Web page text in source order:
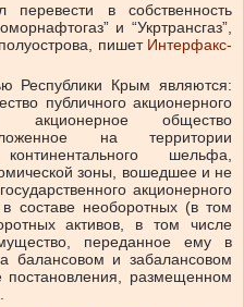
в собственность
и “Укртрансгаз”,
пишет Интерфакс-
Республики Крым являются:
публичного акционерного
акционерное общество
на территории
шельфа,
зоны, вошедшее и не
акционерного
составе необоротных (в том
активов, в том числе
переданное ему в
балансовом и забалансовом
постановления, размещенном